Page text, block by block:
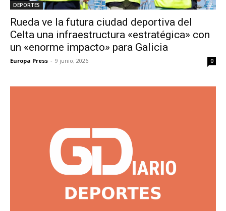
DEPORTES
Rueda ve la futura ciudad deportiva del
Celta una infraestructura «estratégica» con
un «enorme impacto» para Galicia
Europa Press - 9 junio, 2026 0